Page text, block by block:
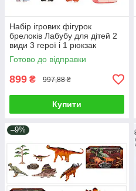
Набір ігрових фігурок
брелоків Лабубу для дітей 2
види 3 герої і 1 рюкзак
скринька персонажі на
підвісці рухомі деталі
Готово до відправки
899 ₴ 997,88 ₴
Купити
–9%